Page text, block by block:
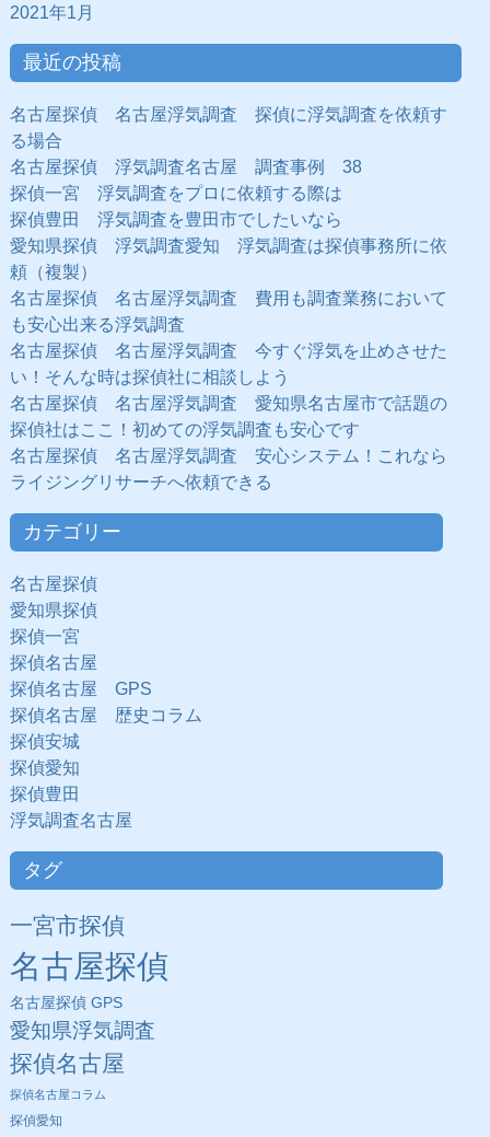
2021年1月
最近の投稿
名古屋探偵 名古屋浮気調査 探偵に浮気調査を依頼す
る場合
名古屋探偵 浮気調査名古屋 調査事例 38
探偵一宮 浮気調査をプロに依頼する際は
探偵豊田 浮気調査を豊田市でしたいなら
愛知県探偵 浮気調査愛知 浮気調査は探偵事務所に依
頼（複製）
名古屋探偵 名古屋浮気調査 費用も調査業務において
も安心出来る浮気調査
名古屋探偵 名古屋浮気調査 今すぐ浮気を止めさせた
い！そんな時は探偵社に相談しよう
名古屋探偵 名古屋浮気調査 愛知県名古屋市で話題の
探偵社はここ！初めての浮気調査も安心です
名古屋探偵 名古屋浮気調査 安心システム！これなら
ライジングリサーチへ依頼できる
カテゴリー
名古屋探偵
愛知県探偵
探偵一宮
探偵名古屋
探偵名古屋 GPS
探偵名古屋 歴史コラム
探偵安城
探偵愛知
探偵豊田
浮気調査名古屋
タグ
一宮市探偵
名古屋探偵
名古屋探偵 GPS
愛知県浮気調査
探偵名古屋
探偵名古屋コラム
探偵愛知